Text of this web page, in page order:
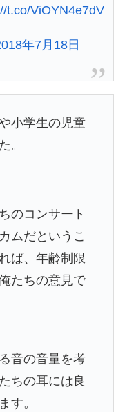
t.co/ViOYN4e7dV
年7月18日
小学生の児童
。
のコンサート
ムだというこ
ば、年齢制限
たちの意見で
音の音量を考
ちの耳には良
す。